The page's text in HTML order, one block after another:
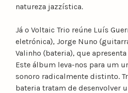
natureza jazzística.
Já o Voltaic Trio reúne Luís
eletrónica), Jorge Nuno
Valinho (bateria), que
Este álbum leva-nos para um
sonoro radicalmente distinto.
bateria tratam de desenvolver